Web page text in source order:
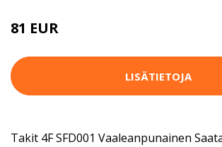
81 EUR
LISÄTIETOJA
Takit 4F SFD001 Vaaleanpunainen